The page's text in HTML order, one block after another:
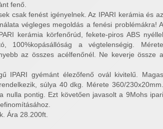
fenő.
csak fenést igényelnek. Az IPARI kerámia és az
végleges megoldás a fenési problémákra! A
kerámia körfenőrúd, fekete-piros ABS nyéllel
100%kopásállóság a végtelenségig. Mérete
az összes acélfenőnél. Ne keverje össze a
IPARI gyémánt élezőfenő ovál kivitelű. Magas
súlya 40 dkg. Mérete 360/230x20mm.
nulla pontig. Ezt követően javasolt a 9Mohs ipari
Ára 28.200ft.